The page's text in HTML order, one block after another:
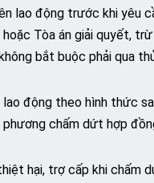
lao động trước khi yêu
Tòa án giải quyết,
bắt buộc phải qua
động theo hình thức
chấm dứt hợp
hại, trợ cấp khi chấm